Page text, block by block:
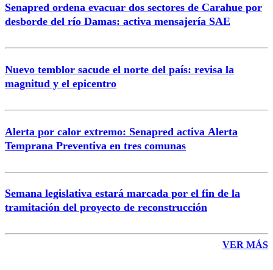
Correo
Senapred ordena evacuar dos sectores de Carahue por
desborde del río Damas: activa mensajería SAE
Nuevo temblor sacude el norte del país: revisa la
magnitud y el epicentro
Alerta por calor extremo: Senapred activa Alerta
Temprana Preventiva en tres comunas
Semana legislativa estará marcada por el fin de la
tramitación del proyecto de reconstrucción
VER MÁS